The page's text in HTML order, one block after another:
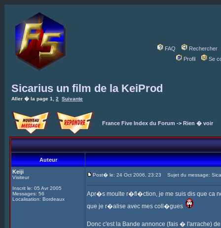
FAQ
Rechercher
Profil
Se
Sicarius un film de la KeiProd
Aller � la page 1 2 Suivante
France Five Index du Forum -> Rien � voir
Auteur
Keiji
Visiteur
Inscrit le: 05 Avr 2005
Messages: 56
Localisation: Bordeaux
Post� le: 24 Oct 2006, 23:23 Sujet du message:
Apr�s moulte r�fl�ction, je me suis dis que ca
que je r�alise avec mes coll�gues
Donc c'est la Bande annonce (fais � l'arrache)